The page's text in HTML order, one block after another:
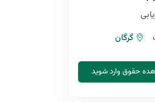
گرگان
حقوق وارد شوید